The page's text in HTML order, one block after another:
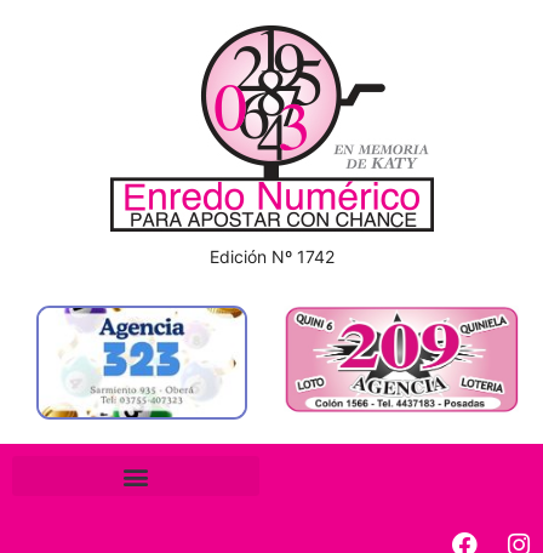
Edición Nº 1742